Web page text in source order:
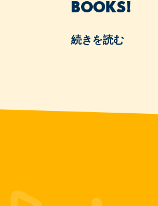
BOOKS!
続きを読む